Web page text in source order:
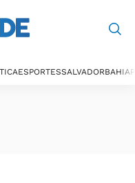
ESPORTESSALVADORBAHIA